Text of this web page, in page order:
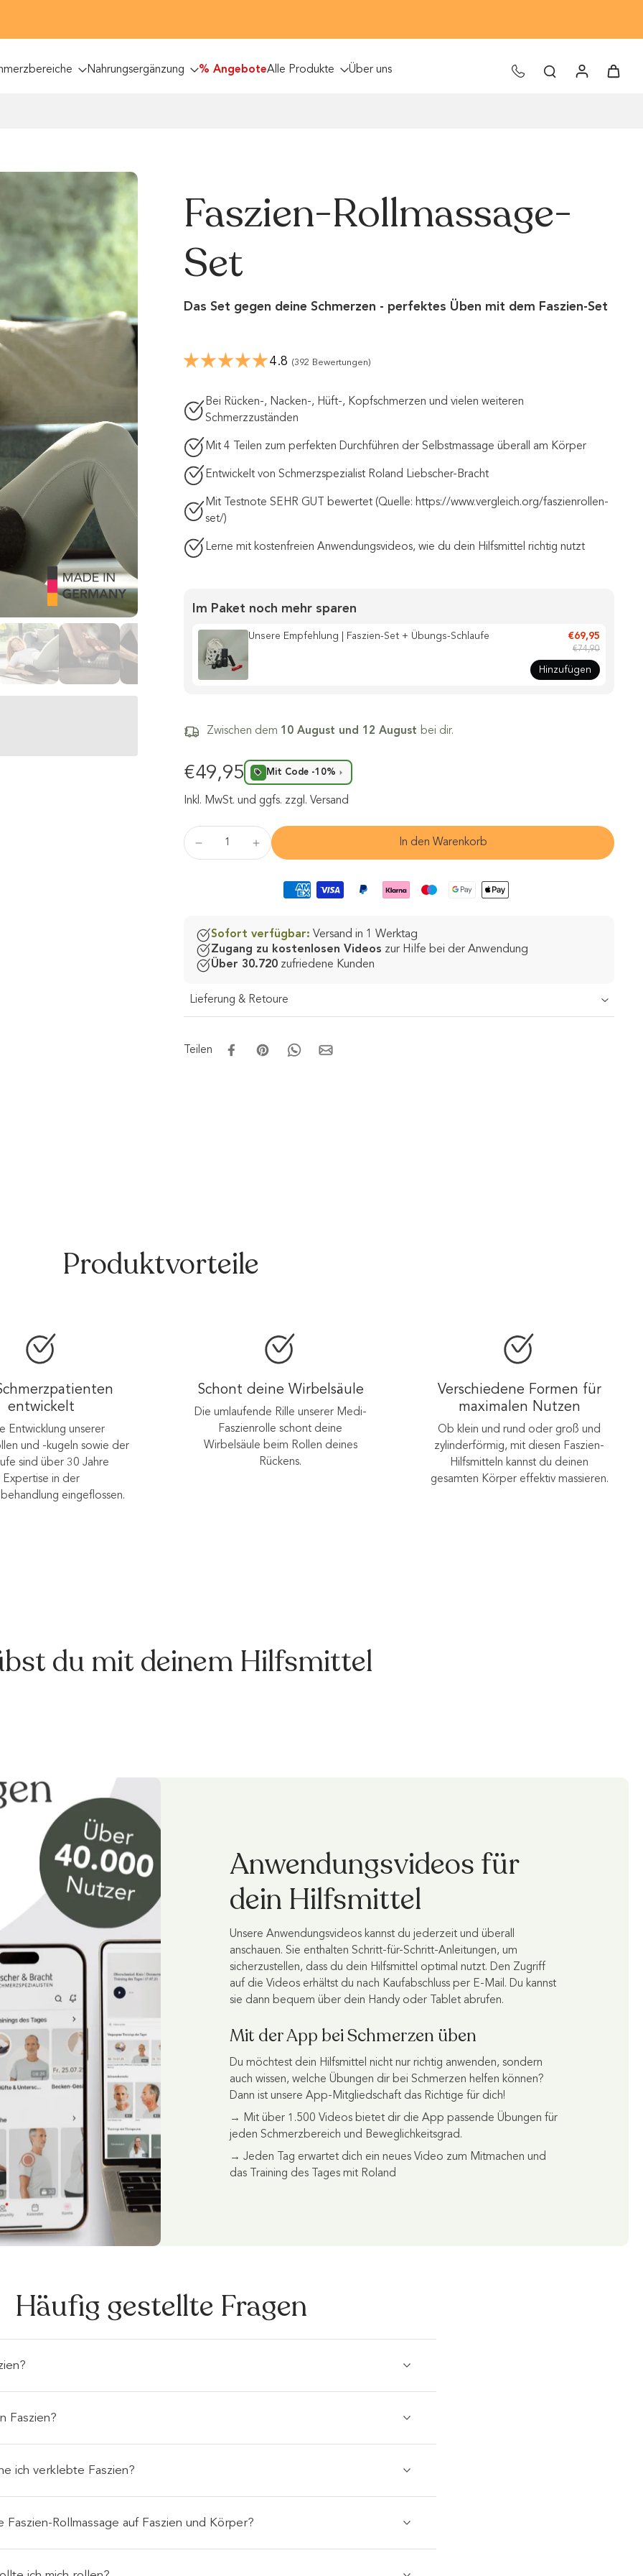
Nahrungsergänzung % AngeboteAlle Produkte Über uns
Faszien-Rollmassage-
Set
Das Set gegen deine Schmerzen - perfektes Üben mit dem Faszien-Set
4.8 (392 Bewertungen)
Bei Rücken-, Nacken-, Hüft-, Kopfschmerzen und vielen weiteren
Schmerzzuständen
Mit 4 Teilen zum perfekten Durchführen der Selbstmassage überall am Körper
Entwickelt von Schmerzspezialist Roland Liebscher-Bracht
Mit Testnote SEHR GUT bewertet (Quelle: https://www.vergleich.org/faszienrollen-
set/)
Lerne mit kostenfreien Anwendungsvideos, wie du dein Hilfsmittel richtig nutzt
Im Paket noch mehr sparen
Unsere Empfehlung | Faszien-Set + Übungs-Schlaufe €69,95
€74,90
Hinzufügen
Zwischen dem 10 August und 12 August bei dir.
€49,95 Mit Code -10%
Inkl. MwSt. und ggfs. zzgl. Versand
In den Warenkorb
Sofort verfügbar: Versand in 1 Werktag
Zugang zu kostenlosen Videos zur Hilfe bei der Anwendung
Über 30.720 zufriedene Kunden
Lieferung & Retoure
Teilen
Produktvorteile
entwickelt
Entwicklung unserer
und -kugeln sowie der
sind über 30 Jahre
Expertise in der
eingeflossen.
Schont deine Wirbelsäule
Die umlaufende Rille unserer Medi-
Faszienrolle schont deine
Wirbelsäule beim Rollen deines
Rückens.
Verschiedene Formen für
maximalen Nutzen
Ob klein und rund oder groß und
zylinderförmig, mit diesen Faszien-
Hilfsmitteln kannst du deinen
gesamten Körper effektiv massieren.
du mit deinem Hilfsmittel
Anwendungsvideos für
dein Hilfsmittel
Unsere Anwendungsvideos kannst du jederzeit und überall
anschauen. Sie enthalten Schritt-für-Schritt-Anleitungen, um
sicherzustellen, dass du dein Hilfsmittel optimal nutzt. Den Zugriff
auf die Videos erhältst du nach Kaufabschluss per E-Mail. Du kannst
sie dann bequem über dein Handy oder Tablet abrufen.
Mit der App bei Schmerzen üben
Du möchtest dein Hilfsmittel nicht nur richtig anwenden, sondern
auch wissen, welche Übungen dir bei Schmerzen helfen können?
Dann ist unsere App-Mitgliedschaft das Richtige für dich!
→ Mit über 1.500 Videos bietet dir die App passende Übungen für
jeden Schmerzbereich und Beweglichkeitsgrad.
→ Jeden Tag erwartet dich ein neues Video zum Mitmachen und
das Training des Tages mit Roland
Häufig gestellte Fragen
Faszien?
ich verklebte Faszien?
Faszien-Rollmassage auf Faszien und Körper?